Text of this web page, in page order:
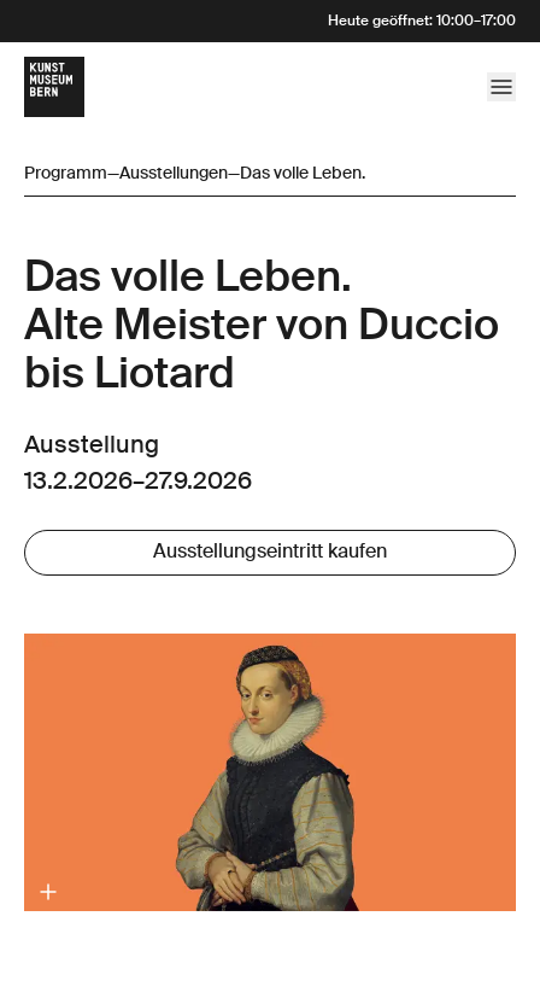
Heute geöffnet: 10:00–17:00
Programm—Ausstellungen—Das volle Leben.
Das volle Leben.
Alte Meister von Duccio
bis Liotard
Ausstellung
13.2.2026–27.9.2026
Ausstellungseintritt kaufen